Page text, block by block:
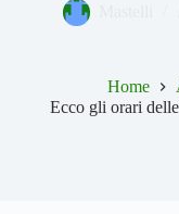
Home
Ecco gli orari